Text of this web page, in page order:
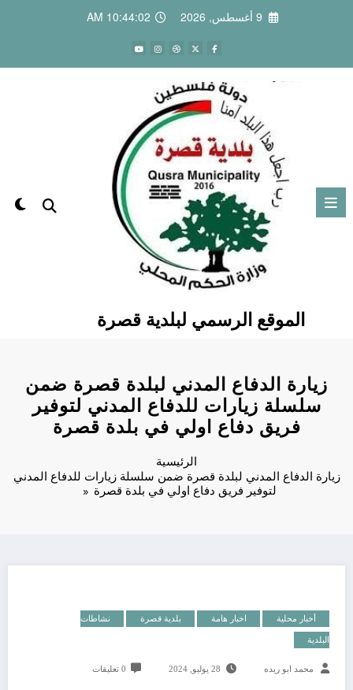
9 أغسطس, 2026 10:44:03 AM
الموقع الرسمي لبلدية قصرة
زيارة الدفاع المدني لبلدة قصرة ضمن
سلسلة زيارات للدفاع المدني لتوفير
فريق دفاع اولي في بلدة قصرة
الرئيسية
زيارة الدفاع المدني لبلدة قصرة ضمن سلسلة زيارات للدفاع المدني
لتوفير فريق دفاع اولي في بلدة قصرة
أخبار محلية اخبار هامة بلدية قصرة نشاطات
البلدية
محمد ابو ريده 28 يوليو, 2024 0 تعليقات